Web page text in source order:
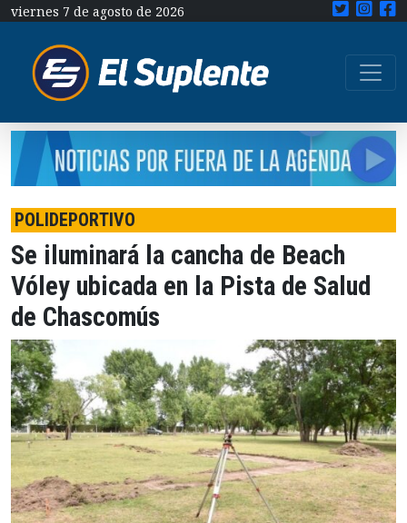
viernes 7 de agosto de 2026
POLIDEPORTIVO
Se iluminará la cancha de Beach
Vóley ubicada en la Pista de Salud
de Chascomús